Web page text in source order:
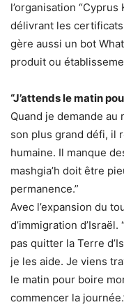
l’organisation “Cyprus
délivrant les
gère aussi un bot
produit ou
“J’attends le matin
Quand je demande au
son plus grand défi, il
humaine. Il manque
mashgia’h doit être
permanence.”
Avec l’expansion du
d’immigration d’Israël.
pas quitter la Terre
je les aide. Je viens
le matin pour boire
commencer la